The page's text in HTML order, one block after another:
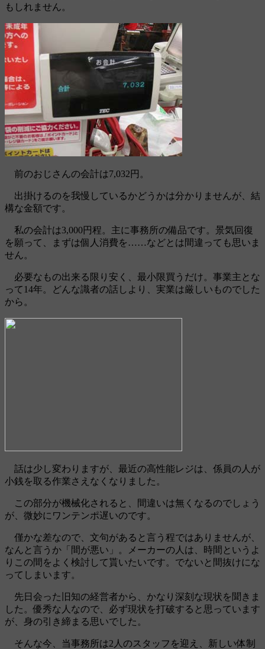
もしれません。
前のおじさんの会計は7,032円。
出掛けるのを我慢しているかどうかは分かりませんが、結
構な金額です。
私の会計は3,000円程。主に事務所の備品です。景気回復
を願って、まずは個人消費を……などとは間違っても思いま
せん。
必要なもの出来る限り安く、最小限買うだけ。事業主とな
って14年。どんな識者の話しより、実業は厳しいものでした
から。
話は少し変わりますが、最近の高性能レジは、係員の人が
小銭を取る作業さえなくなりました。
この部分が機械化されると、間違いは無くなるのでしょう
が、微妙にワンテンポ遅いのです。
僅かな差なので、文句があると言う程ではありませんが、
なんと言うか「間が悪い」。メーカーの人は、時間というよ
りこの間をよく検討して貰いたいです。でないと間抜けにな
ってしまいます。
先日会った旧知の経営者から、かなり深刻な現状を聞きま
した。優秀な人なので、必ず現状を打破すると思っています
が、身の引き締まる思いでした。
そんな今、当事務所は2人のスタッフを迎え、新しい体制